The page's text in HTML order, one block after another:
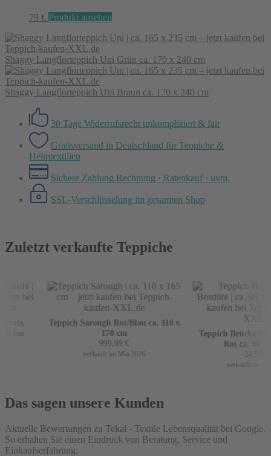
79 € Produkt ansehen
Shaggy Langflorteppich Uni Grün ca. 170 x 240 cm
Shaggy Langflorteppich Uni Braun ca. 170 x 240 cm
30 Tage Widerrufsrecht unkompliziert & fair
Gratisversand in Deutschland für Teppiche &
Heimtextilien
Sichere Zahlung Rechnung · Ratenkauf · uvm.
SSL-Verschlüsselung im gesamten Shop
Zuletzt verkaufte Teppiche
Teppich Sarough Rot/Blau ca. 110 x
170 cm
999,99€
verkauft im Mai 2026
Teppich Brücke Mir
Rot ca. 90 x
249,99
verkauft im April
Das sagen unsere Kunden
Aktuelle Bewertungen zu Tekal - Textile Lebensqualität bei Google.
So erhalten Sie einen Eindruck von Beratung, Service und
Einkaufserfahrung.